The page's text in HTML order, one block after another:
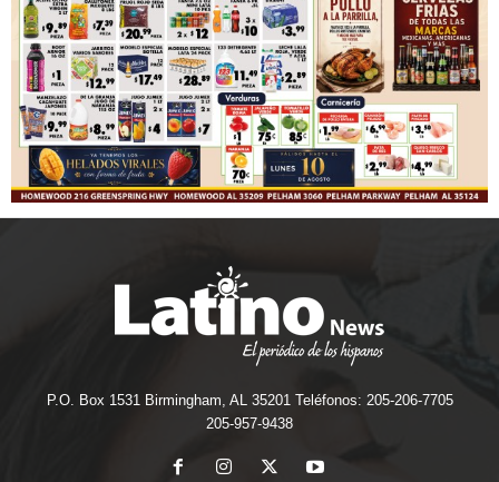
P.O. Box 1531 Birmingham, AL 35201 Teléfonos: 205-206-7705
205-957-9438